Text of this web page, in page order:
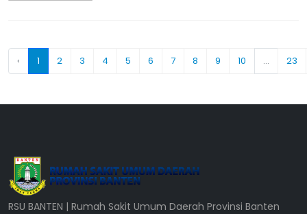
‹ 1 2 3 4 5 6 7 8 9 10 ... 23
RSU BANTEN | Rumah Sakit Umum Daerah Provinsi Banten